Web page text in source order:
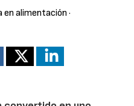
en alimentación ·